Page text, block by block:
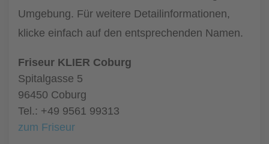
Umgebung. Für weitere Detailinformationen,
klicke einfach auf den entsprechenden Namen.
Friseur KLIER Coburg
Spitalgasse 5
96450 Coburg
Tel.: +49 9561 99313
zum Friseur